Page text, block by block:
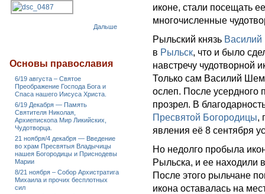
иконе, стали посещать
многочисленные
Рыльский князь
в Рыльск, что и было
навстречу чудотворной
Только сам Василий
ослеп. После усердного
прозрел. В
Пресвятой Богородицы,
явления её 8 сентября
Но недолго пробыла
Рыльска, и ее находили
После этого рыльчане
икона оставалась на
Дальше
Основы православия
6/19 августа – Святое
Преображение Господа Бога и
Спаса нашего Иисуса Христа.
6/19 Декабря — Память
Святителя Николая,
Архиепископа Мир Ликийских,
Чудотворца.
21 ноября/4 декабря — Введение
во храм Пресвятыя Владычицы
нашея Богородицы и Приснодевы
Марии
8/21 ноября – Собор Архистратига
Михаила и прочих бесплотных
сил